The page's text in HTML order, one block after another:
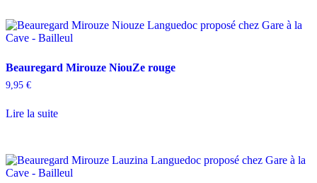
Beauregard Mirouze NiouZe rouge
9,95 €
Lire la suite